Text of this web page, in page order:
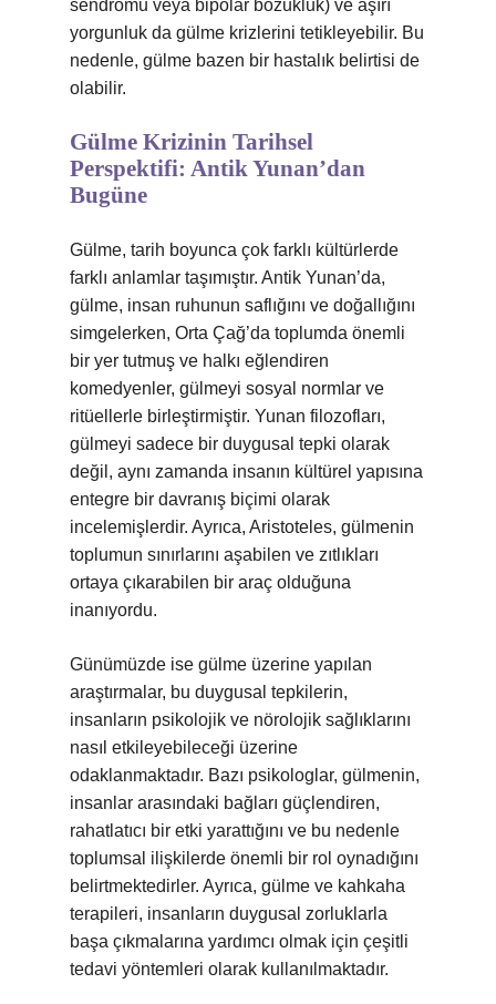
sendromu veya bipolar bozukluk) ve aşırı
yorgunluk da gülme krizlerini tetikleyebilir. Bu
nedenle, gülme bazen bir hastalık belirtisi de
olabilir.
Gülme Krizinin Tarihsel
Perspektifi: Antik Yunan’dan
Bugüne
Gülme, tarih boyunca çok farklı kültürlerde
farklı anlamlar taşımıştır. Antik Yunan’da,
gülme, insan ruhunun saflığını ve doğallığını
simgelerken, Orta Çağ’da toplumda önemli
bir yer tutmuş ve halkı eğlendiren
komedyenler, gülmeyi sosyal normlar ve
ritüellerle birleştirmiştir. Yunan filozofları,
gülmeyi sadece bir duygusal tepki olarak
değil, aynı zamanda insanın kültürel yapısına
entegre bir davranış biçimi olarak
incelemişlerdir. Ayrıca, Aristoteles, gülmenin
toplumun sınırlarını aşabilen ve zıtlıkları
ortaya çıkarabilen bir araç olduğuna
inanıyordu.
Günümüzde ise gülme üzerine yapılan
araştırmalar, bu duygusal tepkilerin,
insanların psikolojik ve nörolojik sağlıklarını
nasıl etkileyebileceği üzerine
odaklanmaktadır. Bazı psikologlar, gülmenin,
insanlar arasındaki bağları güçlendiren,
rahatlatıcı bir etki yarattığını ve bu nedenle
toplumsal ilişkilerde önemli bir rol oynadığını
belirtmektedirler. Ayrıca, gülme ve kahkaha
terapileri, insanların duygusal zorluklarla
başa çıkmalarına yardımcı olmak için çeşitli
tedavi yöntemleri olarak kullanılmaktadır.